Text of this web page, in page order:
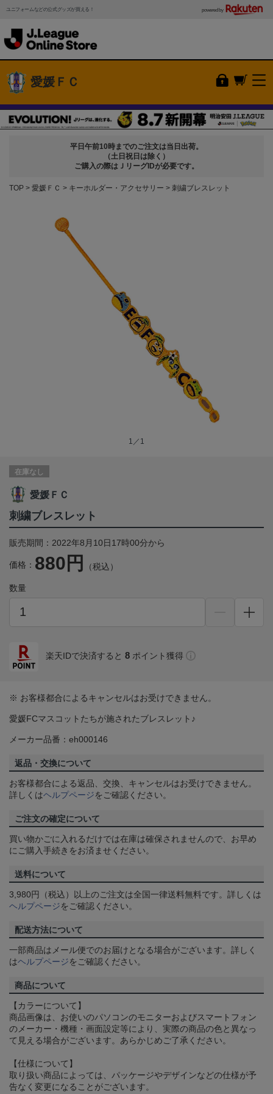
ユニフォームなどの公式グッズが買える！ powered by
愛媛ＦＣ
平日午前10時までのご注文は当日出荷。
（土日祝日は除く）
ご購入の際はＪリーグIDが必要です。
TOP 愛媛ＦＣ キーホルダー・アクセサリー 刺繍ブレスレット
1／1
在庫なし
愛媛ＦＣ
刺繍ブレスレット
販売期間：2022年8月10日17時00分から
価格： 880円 （税込）
数量
楽天IDで決済すると 8 ポイント獲得
※ お客様都合によるキャンセルはお受けできません。
愛媛FCマスコットたちが施されたブレスレット♪
メーカー品番：eh000146
返品・交換について
お客様都合による返品、交換、キャンセルはお受けできません。
詳しくはヘルプページをご確認ください。
ご注文の確定について
買い物かごに入れるだけでは在庫は確保されませんので、お早め
にご購入手続きをお済ませください。
送料について
3,980円（税込）以上のご注文は全国一律送料無料です。詳しくは
ヘルプページをご確認ください。
配送方法について
一部商品はメール便でのお届けとなる場合がございます。詳しく
はヘルプページをご確認ください。
商品について
【カラーについて】
商品画像は、お使いのパソコンのモニターおよびスマートフォン
のメーカー・機種・画面設定等により、実際の商品の色と異なっ
て見える場合がございます。あらかじめご了承ください。
【仕様について】
取り扱い商品によっては、パッケージやデザインなどの仕様が予
告なく変更になることがございます。